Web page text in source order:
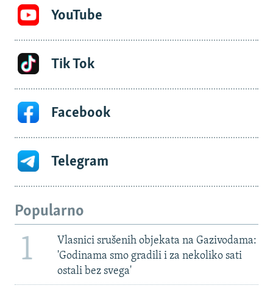
YouTube
Tik Tok
Facebook
Telegram
Popularno
1
Vlasnici srušenih objekata na Gazivodama:
'Godinama smo gradili i za nekoliko sati
ostali bez svega'